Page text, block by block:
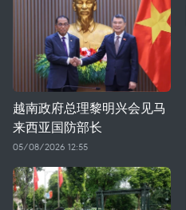
越南政府总理黎明兴会见马
来西亚国防部长
05/08/2026 12:55